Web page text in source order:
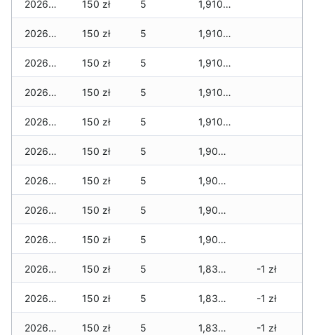
2026-05-14 150 zł 5 1,910 zł
2026-05-13 150 zł 5 1,910 zł
2026-05-12 150 zł 5 1,910 zł
2026-05-09 150 zł 5 1,910 zł
2026-05-08 150 zł 5 1,910 zł
2026-05-07 150 zł 5 1,900 zł
2026-05-06 150 zł 5 1,900 zł
2026-05-05 150 zł 5 1,900 zł
2026-05-04 150 zł 5 1,900 zł
2026-05-03 150 zł 5 1,830 zł -1 zł
2026-05-02 150 zł 5 1,830 zł -1 zł
2026-05-01 150 zł 5 1,830 zł -1 zł